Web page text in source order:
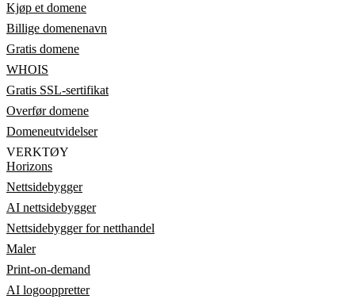
Kjøp et domene
Billige domenenavn
Gratis domene
WHOIS
Gratis SSL-sertifikat
Overfør domene
Domeneutvidelser
VERKTØY
Horizons
Nettsidebygger
AI nettsidebygger
Nettsidebygger for netthandel
Maler
Print-on-demand
AI logooppretter